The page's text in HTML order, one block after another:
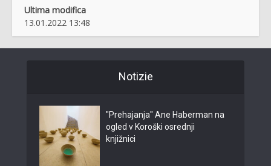
Ultima modifica
13.01.2022 13:48
Notizie
"Prehajanja" Ane Haberman na
ogled v Koroški osrednji
knjižnici